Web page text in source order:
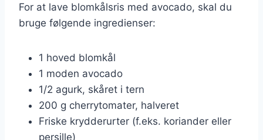
For at lave blomkålsris med avocado, skal du
bruge følgende ingredienser:
1 hoved blomkål
1 moden avocado
1/2 agurk, skåret i tern
200 g cherrytomater, halveret
Friske krydderurter (f.eks. koriander eller
persille)